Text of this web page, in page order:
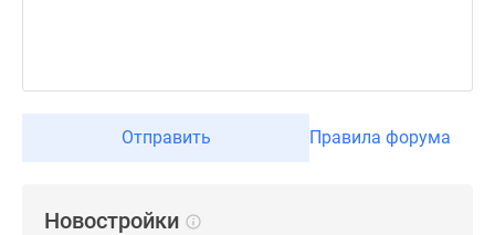
реновации
Отправить Правила форума
Новостройки